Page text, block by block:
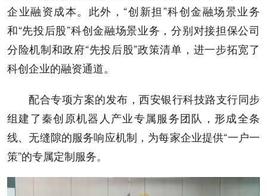
企业融资成本。此外，“创新担”科创金融场景业务
和“先投后股”科创金融场景业务，分别对接担保公司
分险机制和政府“先投后股”政策清单，进一步拓宽了
科创企业的融资通道。
配合专项方案的发布，西安银行科技路支行同步
组建了秦创原机器人产业专属服务团队，形成全条
线、无缝隙的服务响应机制，为每家企业提供“一户一
策”的专属定制服务。